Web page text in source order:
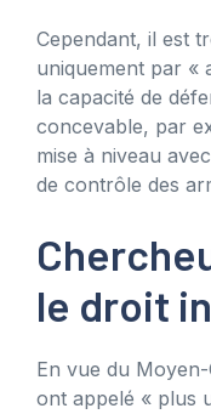
Cependant, il est
uniquement par «
la capacité de
concevable, par
mise à niveau
de contrôle des
le droit
En vue du
ont appelé « plus